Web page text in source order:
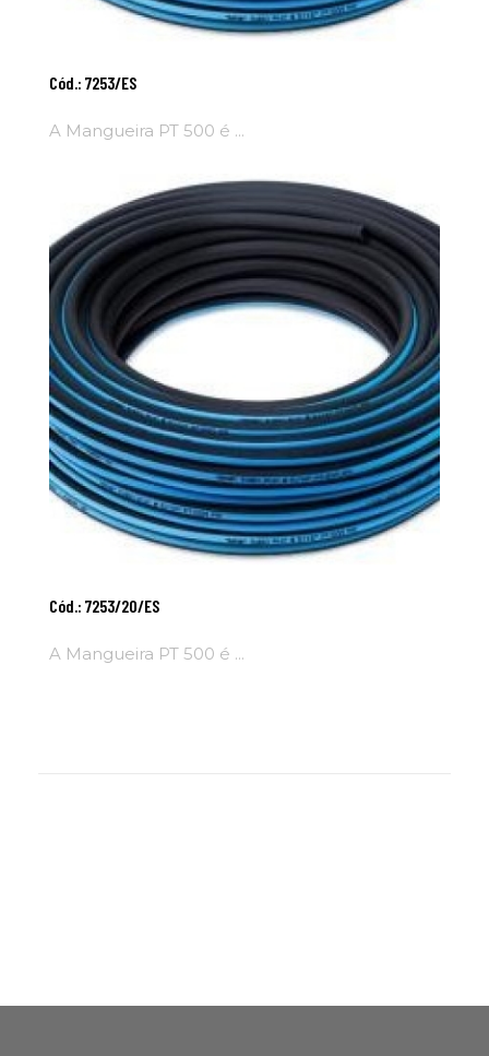
Cód.: 7253/ES
A Mangueira PT 500 é ...
Adicionar Ao
Carrinho
Cód.: 7253/20/ES
A Mangueira PT 500 é ...
Adicionar Ao
Carrinho